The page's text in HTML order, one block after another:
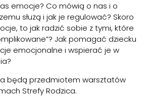
emocje? Co mówią o nas i o
służą i jak je regulować? Skoro
to jak radzić sobie z tymi, które
Jak pomagać dziecku
emocjonalne i wspierać je w
będą przedmiotem warsztatów
Strefy Rodzica.